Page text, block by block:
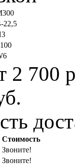
22,5
2 700
Стоимость
Звоните!
Звоните!